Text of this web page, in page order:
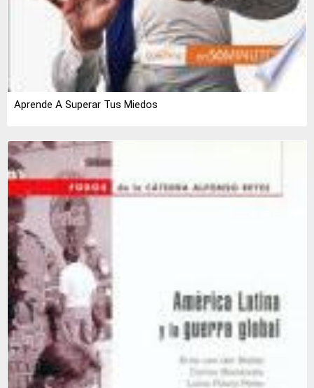
Aprende A Superar Tus Miedos